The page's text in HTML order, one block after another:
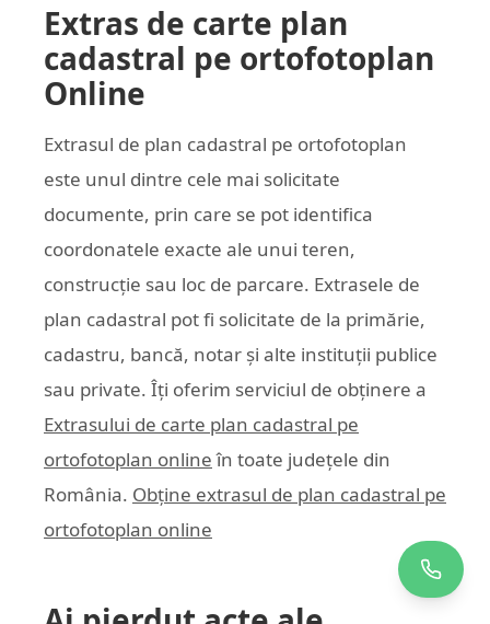
Extras de carte plan
cadastral pe ortofotoplan
Online
Extrasul de plan cadastral pe ortofotoplan
este unul dintre cele mai solicitate
documente, prin care se pot identifica
coordonatele exacte ale unui teren,
construcție sau loc de parcare. Extrasele de
plan cadastral pot fi solicitate de la primărie,
cadastru, bancă, notar și alte instituții publice
sau private. Îți oferim serviciul de obținere a
Extrasului de carte plan cadastral pe
ortofotoplan online în toate județele din
România. Obține extrasul de plan cadastral pe
ortofotoplan online